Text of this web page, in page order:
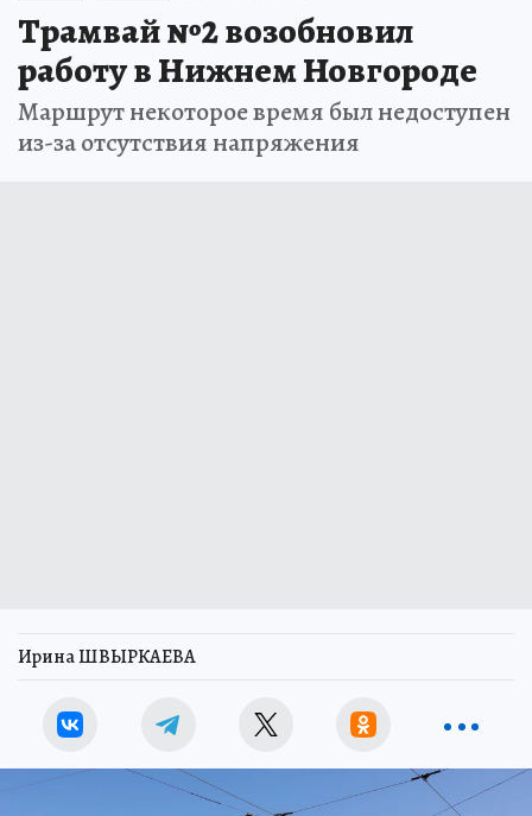
Трамвай №2 возобновил
работу в Нижнем Новгороде
Маршрут некоторое время был недоступен
из-за отсутствия напряжения
Ирина ШВЫРКАЕВА